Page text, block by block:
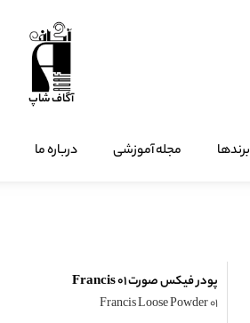
آگاف شاپ
برندها مجله آموزشی درباره ما
پودر فیکس صورت 01 Francis
Francis Loose Powder 01